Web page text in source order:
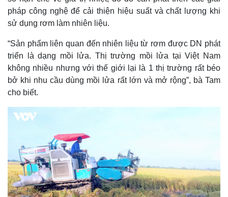
pháp công nghệ để cải thiện hiệu suất và chất lượng khi
sử dụng rơm làm nhiên liệu.
“Sản phẩm liên quan đến nhiên liệu từ rơm được DN phát
triển là dạng mồi lửa. Thị trường mồi lửa tại Việt Nam
không nhiều nhưng với thế giới lại là 1 thị trường rất béo
bở khi nhu cầu dùng mồi lửa rất lớn và mở rộng”, bà Tam
cho biết.